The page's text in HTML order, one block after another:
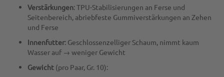
Verstärkungen: TPU-Stabilisierungen an Ferse und
Seitenbereich, abriebfeste Gummiverstärkungen an Zehen
und Ferse
Innenfutter: Geschlossenzelliger Schaum, nimmt kaum
Wasser auf → weniger Gewicht
Gewicht (pro Paar, Gr. 10):